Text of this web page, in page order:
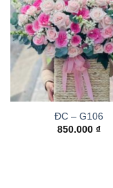
ĐC – G106
850.000 ₫